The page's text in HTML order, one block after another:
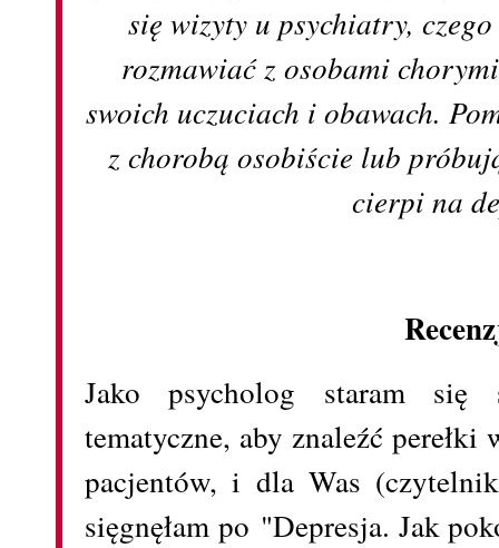
się wizyty u psychiatry,
rozmawiać z osobami
swoich uczuciach i obawach.
z chorobą osobiście lub
cierpi na
Jako psycholog staram się
tematyczne, aby znaleźć
pacjentów, i dla Was
sięgnęłam po "Depresja. Jak